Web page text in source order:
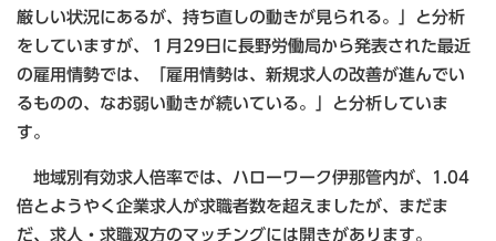
厳しい状況にあるが、持ち直しの動きが見られる。」と分析
をしていますが、１月29日に長野労働局から発表された最近
の雇用情勢では、「雇用情勢は、新規求人の改善が進んでい
るものの、なお弱い動きが続いている。」と分析していま
す。
地域別有効求人倍率では、ハローワーク伊那管内が、1.04
倍とようやく企業求人が求職者数を超えましたが、まだま
だ、求人・求職双方のマッチングには開きがあります。